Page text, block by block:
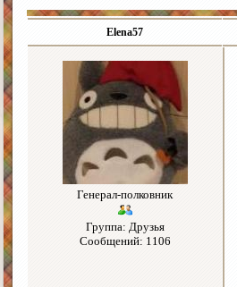
Elena57
Генерал-полковник
Группа: Друзья
Сообщений: 1106